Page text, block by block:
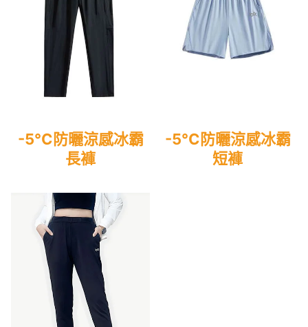
-5°C防曬涼感冰霸
長褲
-5°C防曬涼感冰霸
短褲